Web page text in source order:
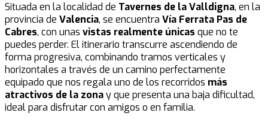
Situada en la localidad de Tavernes de la Valldigna, en la
provincia de Valencia, se encuentra Vía Ferrata Pas de
Cabres, con unas vistas realmente únicas que no te
puedes perder. El itinerario transcurre ascendiendo de
forma progresiva, combinando tramos verticales y
horizontales a través de un camino perfectamente
equipado que nos regala uno de los recorridos más
atractivos de la zonay que presenta una baja dificultad,
ideal para disfrutar con amigos o en familia.